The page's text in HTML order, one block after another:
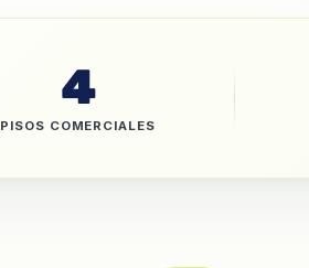
4
PISOS COMERCIALES